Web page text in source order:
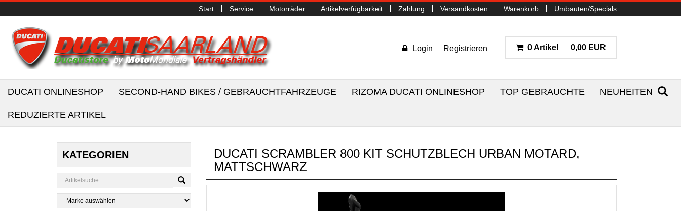
Start Service Motorräder Artikelverfügbarkeit Zahlung Versandkosten Warenkorb Umbauten/Specials
Login Registrieren 0 Artikel 0,00 EUR
DUCATI ONLINESHOP SECOND-HAND BIKES / GEBRAUCHTFAHRZEUGE RIZOMA DUCATI ONLINESHOP TOP GEBRAUCHTE NEUHEITEN
REDUZIERTE ARTIKEL
KATEGORIEN
DUCATI SCRAMBLER 800 KIT SCHUTZBLECH URBAN MOTARD,
MATTSCHWARZ